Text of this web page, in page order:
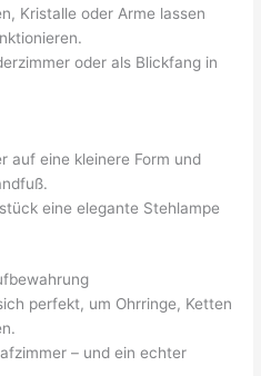
Kristalle oder Arme lassen
oder als Blickfang in
auf eine kleinere Form und
eine elegante Stehlampe
perfekt, um Ohrringe, Ketten
– und ein echter